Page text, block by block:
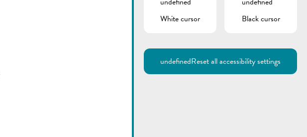
White cursor
Black cursor
undefinedReset all accessibility settings